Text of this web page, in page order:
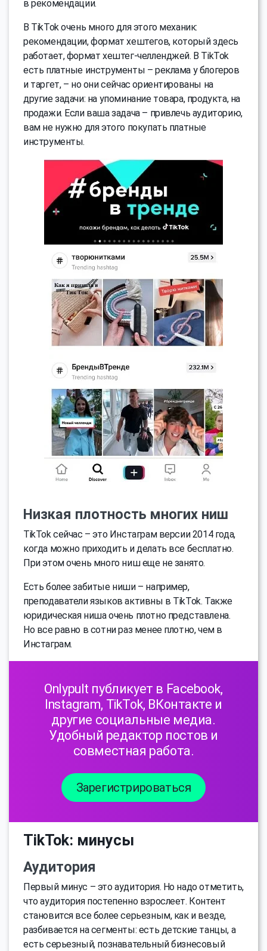
в рекомендации.
В TikTok очень много для этого механик:
рекомендации, формат хештегов, который здесь
работает, формат хештег-челленджей. В TikTok
есть платные инструменты – реклама у блогеров
и таргет, – но они сейчас ориентированы на
другие задачи: на упоминание товара, продукта, на
продажи. Если ваша задача – привлечь аудиторию,
вам не нужно для этого покупать платные
инструменты.
Низкая плотность многих ниш
TikTok сейчас – это Инстаграм версии 2014 года,
когда можно приходить и делать все бесплатно.
При этом очень много ниш еще не занято.
Есть более забитые ниши – например,
преподаватели языков активны в TikTok. Также
юридическая ниша очень плотно представлена.
Но все равно в сотни раз менее плотно, чем в
Инстаграм.
Onlypult публикует в Facebook,
Instagram, TikTok, ВКонтакте и
другие социальные медиа.
Удобный редактор постов и
совместная работа.
Зарегистрироваться
TikTok: минусы
Аудитория
Первый минус – это аудитория. Но надо отметить,
что аудитория постепенно взрослеет. Контент
становится все более серьезным, как и везде,
разбивается на сегменты: есть детские танцы, а
есть серьезный, познавательный бизнесовый